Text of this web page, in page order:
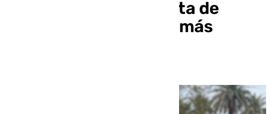
infantil de la Cabalgata de
Málaga: «Es la noche más